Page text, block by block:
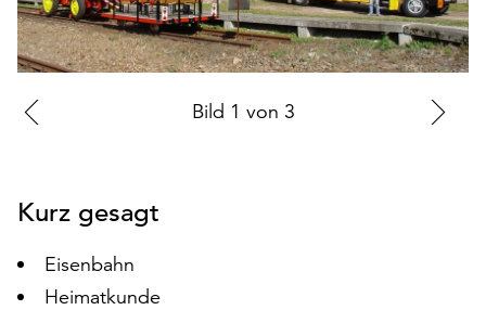
auf
„Alle
akzeptieren“,
um
alle
akzeptieren.
Sie
Ihr
Einverständnis
Bild 1 von 3
Kurz gesagt
Eisenbahn
Heimatkunde